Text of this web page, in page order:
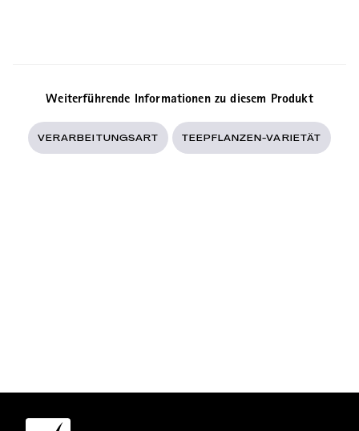
Weiterführende Informationen zu diesem Produkt
VERARBEITUNGSART TEEPFLANZEN-VARIETÄT